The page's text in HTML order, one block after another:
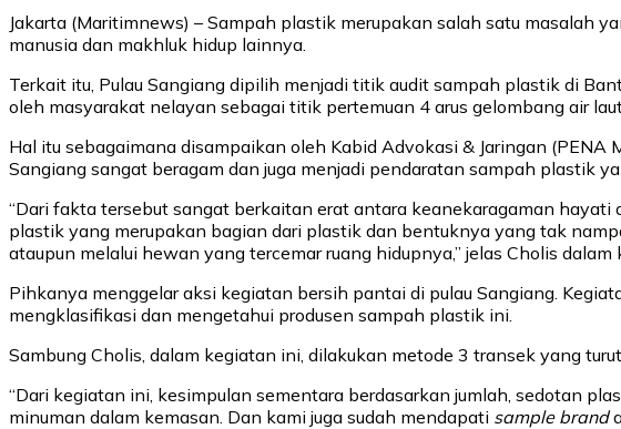
Jakarta (Maritimnews) – Sampah plastik merupakan salah satu masalah
manusia dan makhluk hidup lainnya.
Terkait itu, Pulau Sangiang dipilih menjadi titik audit sampah plastik di
oleh masyarakat nelayan sebagai titik pertemuan 4 arus gelombang air
Hal itu sebagaimana disampaikan oleh Kabid Advokasi & Jaringan
Sangiang sangat beragam dan juga menjadi pendaratan sampah plastik
“Dari fakta tersebut sangat berkaitan erat antara keanekaragaman
plastik yang merupakan bagian dari plastik dan bentuknya yang tak
ataupun melalui hewan yang tercemar ruang hidupnya,” jelas Cholis
Pihkanya menggelar aksi kegiatan bersih pantai di pulau Sangiang.
mengklasifikasi dan mengetahui produsen sampah plastik ini.
Sambung Cholis, dalam kegiatan ini, dilakukan metode 3 transek yang
“Dari kegiatan ini, kesimpulan sementara berdasarkan jumlah, sedotan
minuman dalam kemasan. Dan kami juga sudah mendapati sample brand